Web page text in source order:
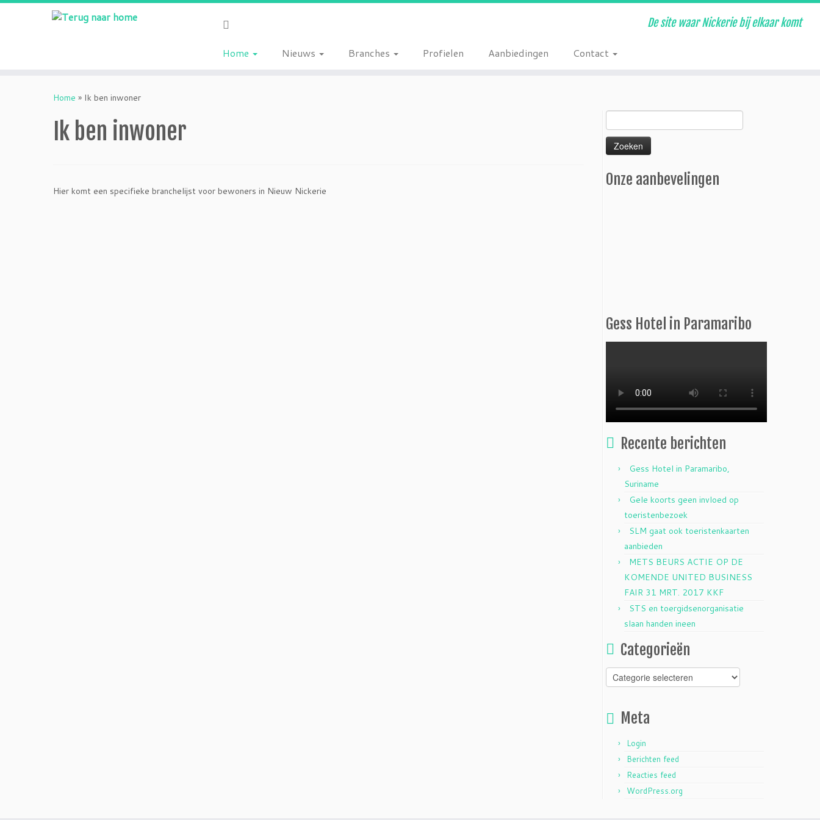
De site waar Nickerie bij elkaar komt
Home Nieuws Branches Profielen Aanbiedingen Contact
Home » Ik ben inwoner
Ik ben inwoner
Hier komt een specifieke branchelijst voor bewoners in Nieuw Nickerie
naar:
Onze aanbevelingen
Gess Hotel in Paramaribo
Recente berichten
Gess Hotel in Paramaribo,
Suriname
Gele koorts geen invloed op
toeristenbezoek
SLM gaat ook toeristenkaarten
aanbieden
METS BEURS ACTIE OP DE
KOMENDE UNITED BUSINESS
FAIR 31 MRT. 2017 KKF
STS en toergidsenorganisatie
slaan handen ineen
Categorieën
Categorieën
Meta
Login
Berichten feed
Reacties feed
WordPress.org